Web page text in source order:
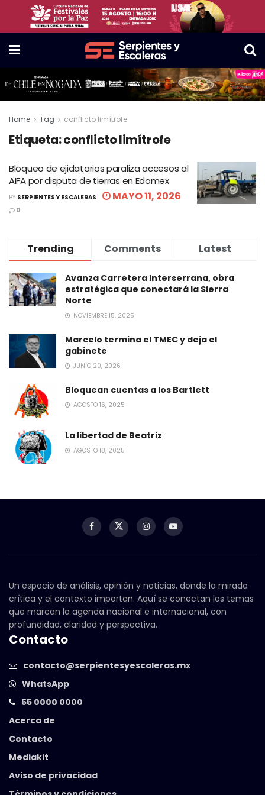
Home Tag conflicto limítrofe
Etiqueta:conflicto limítrofe
Bloqueo de ejidatarios paraliza accesos al
AIFA por disputa de tierras en Edomex
BY SERPIENTES Y ESCALERAS MAYO 11, 2026
0
Trending Comments Latest
Avanza Carretera Interserrana, obra
estratégica que conectará la Sierra
Norte
NOVIEMBRE 15, 2025
Marcelo termina el TMEC y deja el
gabinete
JUNIO 20, 2026
Bloquean cuentas a los Bartlett
AGOSTO 16, 2025
La libertad de Beatriz
AGOSTO 18, 2025
Un espacio de análisis, opinión y noticias, donde la mirada
crítica y el contexto importan. Aquí se conectan los temas
que marcan la agenda nacional e internacional, con
profundidad, claridad y perspectiva.
Contacto
contacto@serpientesyescaleras.mx
WhatsApp
55 0000 0000
Acerca de
Contacto
Mediakit
Aviso de privacidad